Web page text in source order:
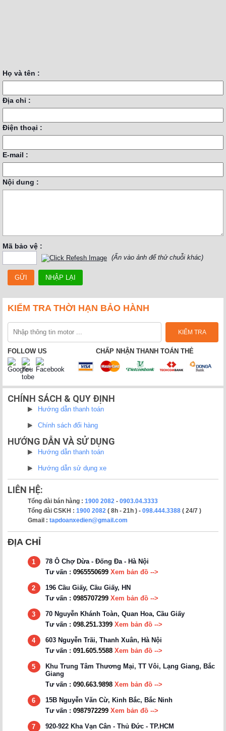
Họ và tên :
Địa chỉ :
Điện thoại :
E-mail :
Nội dung :
Mã bảo vệ :
(Ấn vào ảnh để thử chuỗi khác)
KIỂM TRA THỜI HẠN BẢO HÀNH
FOLLOW US CHẤP NHẬN THANH TOÁN THẺ
CHÍNH SÁCH & QUY ĐỊNH
Hướng dẫn thanh toán
Chính sách đổi hàng
HƯỚNG DẪN VÀ SỬ DỤNG
Hướng dẫn thanh toán
Hướng dẫn sử dụng xe
LIÊN HỆ:
Tổng đài bán hàng : 1900 2082 - 0903.04.3333
Tổng đài CSKH : 1900 2082 ( 8h - 21h ) - 098.444.3388 ( 24/7 )
Gmail : tapdoanxedien@gmail.com
ĐỊA CHỈ
1
78 Ô Chợ Dừa - Đống Đa - Hà Nội
Tư vấn : 0965550699 Xem bản đồ -->
2
196 Cầu Giấy, Cầu Giấy, HN
Tư vấn : 0985707299 Xem bản đồ -->
3
70 Nguyễn Khánh Toàn, Quan Hoa, Cầu Giấy
Tư vấn : 098.251.3399 Xem bản đồ -->
4
603 Nguyễn Trãi, Thanh Xuân, Hà Nội
Tư vấn : 091.605.5588 Xem bản đồ -->
5
Khu Trung Tâm Thương Mại, TT Vôi, Lạng Giang, Bắc
Giang
Tư vấn : 090.663.9898 Xem bản đồ -->
6
15B Nguyễn Văn Cừ, Kinh Bắc, Bắc Ninh
Tư vấn : 0987972299 Xem bản đồ -->
7
920-922 Kha Vạn Cân - Thủ Đức - TP.HCM